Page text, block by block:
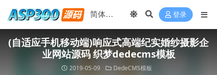
登录
(自适应手机移动端)响应式高端纪实婚纱摄影企
业网站源码 织梦dedecms模板
2019-05-09 DedeCMS模板